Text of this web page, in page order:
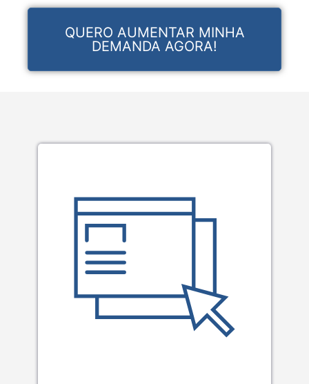
QUERO AUMENTAR MINHA
DEMANDA AGORA!